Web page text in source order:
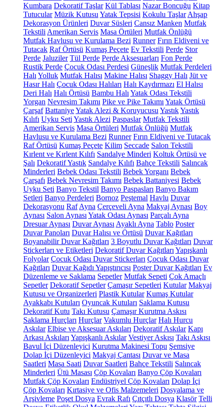
Kumbara Dekoratif Taşlar Kül Tablası Nazar Boncuğu Kitap
Tutucular Müzik Kutusu Yatak Tepsisi Kokulu Taşlar Ahşap
Dekorasyon Ürünleri Duvar Süsleri Cansız Manken Mutfak
Tekstili Amerikan Servis Masa Örtüleri Mutfak Önlüğü
Mutfak Havlusu ve Kurulama Bezi Runner Fırın Eldiveni ve
Tutacak Raf Örtüsü Kumaş Peçete Ev Tekstili Perde Stor
Perde Jaluziler Tül Perde Perde Aksesuarları Fon Perde
Rustik Perde Çocuk Odası Perdesi Güneşlik Mutfak Perdeleri
Halı Yolluk Mutfak Halısı Makine Halısı Shaggy Halı Jüt ve
Hasır Halı Çocuk Odası Halıları Halı Kaydırmazı El Halısı
Deri Halı Halı Örtüsü Bambu Halı Yatak Odası Tekstili
Yorgan Nevresim Takımı Pike ve Pike Takımı Yatak Örtüsü
Çarşaf BattaniyeYatak Alezi & Koruyucusu YastıkYastık
Kılıfı Uyku Seti Yastık Alezi Paspaslar Mutfak Tekstili
Amerikan Servis Masa Örtüleri Mutfak Önlüğü Mutfak
Havlusu ve Kurulama Bezi Runner Fırın Eldiveni ve Tutacak
Raf Örtüsü Kumaş Peçete Kilim Seccade Salon Tekstili
Kırlent ve Kırlent Kılıfı Sandalye Minderi Koltuk Örtüsü ve
Şalı Dekoratif Yastık Sandalye Kılıfı Bahçe Tekstili Salıncak
Minderleri Bebek Odası Tekstili Bebek Yorganı Bebek
Çarşafı Bebek Nevresim Takımı Bebek Battaniyesi Bebek
Uyku Seti Banyo Tekstil Banyo Paspasları Banyo Bakım
Setleri Banyo Perdeleri Bornoz Peştemal Havlu Duvar
Dekorasyonu Raf Ayna Çerçeveli Ayna Makyaj Aynası Boy
Aynası Salon Aynası Yatak Odası Aynası Parçalı Ayna
Dresuar Aynası Duvar Aynası Ayaklı Ayna Tablo Poster
Duvar Panoları Duvar Halısı ve Örtüsü Duvar Kağıtları
Boyanabilir Duvar Kağıtları 3 Boyutlu Duvar Kağıtları Duvar
Stickerları ve Etiketleri Dekoratif Duvar Kağıtları Yapışkanlı
Folyolar Çocuk Odası Duvar Stickerları Çocuk Odası Duvar
Kağıtları Duvar Kağıdı Yapıştırıcısı Poster Duvar Kağıtları Ev
Düzenleme ve Saklama Sepetler Mutfak Sepeti Çok Amaçlı
Sepetler Dekoratif Sepetler Çamaşır Sepetleri Kutular Makyaj
Kutusu ve Organizerleri Plastik Kutular Kumaş Kutular
Ayakkabı Kutuları Oyuncak Kutuları Saklama Kutusu
Dekoratif Kutu Takı Kutusu Çamaşır Kurutma Askısı
Saklama Hurçları Hurçlar Vakumlu Hurçlar Halı Hurcu
Askılar Elbise ve Aksesuar Askıları Dekoratif Askılar Kapı
Arkası Askıları Yapışkanlı Askılar Vestiyer Askısı Takı Askısı
Bavul İçi Düzenleyici Kurutma Makinesi Topu Şemsiye
Dolap İçi Düzenleyici Makyaj Çantası Duvar ve Masa
Saatleri Masa Saati Duvar Saatleri Bahçe Tekstili Salıncak
Minderleri Ütü Masası Çöp Kovaları Banyo Çöp Kovaları
Mutfak Çöp Kovaları Endüstriyel Çöp Kovaları Dolap İçi
Çöp Kovaları Kırtasiye ve Ofis Malzemeleri Dosyalama ve
Arşivleme Poşet Dosya Evrak Rafı Çıtçıtlı Dosya Klasör Telli